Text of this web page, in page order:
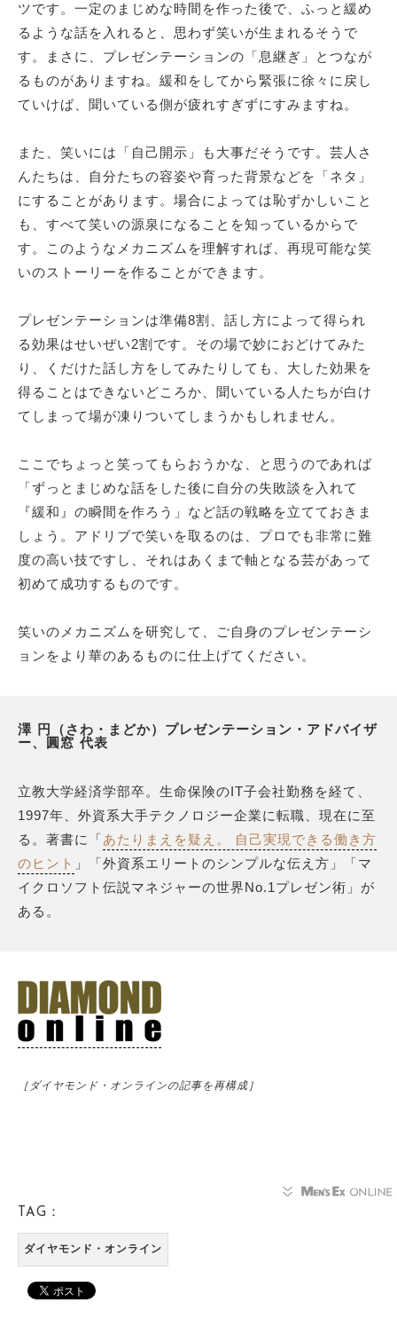
ツです。一定のまじめな時間を作った後で、ふっと緩め
るような話を入れると、思わず笑いが生まれるそうで
す。まさに、プレゼンテーションの「息継ぎ」とつなが
るものがありますね。緩和をしてから緊張に徐々に戻し
ていけば、聞いている側が疲れすぎずにすみますね。
また、笑いには「自己開示」も大事だそうです。芸人さ
んたちは、自分たちの容姿や育った背景などを「ネタ」
にすることがあります。場合によっては恥ずかしいこと
も、すべて笑いの源泉になることを知っているからで
す。このようなメカニズムを理解すれば、再現可能な笑
いのストーリーを作ることができます。
プレゼンテーションは準備8割、話し方によって得られ
る効果はせいぜい2割です。その場で妙におどけてみた
り、くだけた話し方をしてみたりしても、大した効果を
得ることはできないどころか、聞いている人たちが白け
てしまって場が凍りついてしまうかもしれません。
ここでちょっと笑ってもらおうかな、と思うのであれば
「ずっとまじめな話をした後に自分の失敗談を入れて
『緩和』の瞬間を作ろう」など話の戦略を立てておきま
しょう。アドリブで笑いを取るのは、プロでも非常に難
度の高い技ですし、それはあくまで軸となる芸があって
初めて成功するものです。
笑いのメカニズムを研究して、ご自身のプレゼンテーシ
ョンをより華のあるものに仕上げてください。
澤 円（さわ・まどか）プレゼンテーション・アドバイザ
ー、圓窓 代表
立教大学経済学部卒。生命保険のIT子会社勤務を経て、
1997年、外資系大手テクノロジー企業に転職、現在に至
る。著書に「あたりまえを疑え。 自己実現できる働き方
のヒント 」「外資系エリートのシンプルな伝え方」「マ
イクロソフト伝説マネジャーの世界No.1プレゼン術」が
ある。
［ダイヤモンド・オンラインの記事を再構成］
TAG：
ダイヤモンド・オンライン